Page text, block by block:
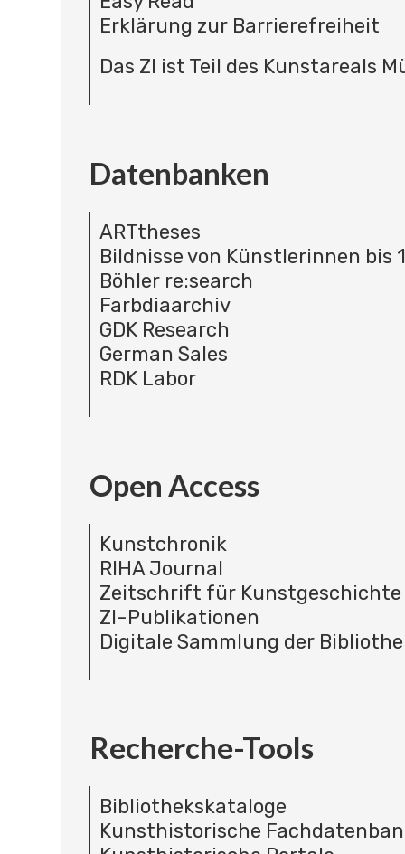
Erklärung zur Barrierefreiheit
Das ZI ist Teil des Kunstareals
Datenbanken
ARTtheses
Bildnisse von Künstlerinnen bis
Böhler re:search
Farbdiaarchiv
GDK Research
German Sales
RDK Labor
Open Access
Kunstchronik
RIHA Journal
Zeitschrift für Kunstgeschichte
ZI-Publikationen
Digitale Sammlung der
Recherche-Tools
Bibliothekskataloge
Kunsthistorische